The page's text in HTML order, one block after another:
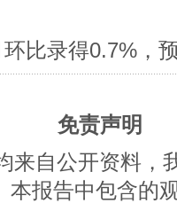
比录得0.7%，
免责声明
来自公开资料，
本报告中包含的